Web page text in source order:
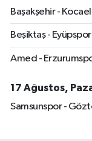
Başakşehir -
Beşiktaş - Eyüpspor
Amed -
17 Ağustos,
Samsunspor -